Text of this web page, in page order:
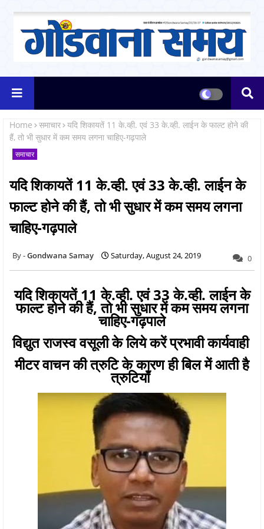
Home समाचार यदि शिकायतें 11 के.व्ही. एवं 33 के.व्ही. लाईन के फाल्ट होने की
हैं, तो भी सुधार में कम समय लगना चाहिए-गढ़पाले
समाचार
यदि शिकायतें 11 के.व्ही. एवं 33 के.व्ही. लाईन के
फाल्ट होने की हैं, तो भी सुधार में कम समय लगना
चाहिए-गढ़पाले
Gondwana Samay Saturday, August 24, 2019 0
यदि शिकायतें 11 के.व्ही. एवं 33 के.व्ही. लाईन के
फाल्ट होने की हैं, तो भी सुधार में कम समय लगना
चाहिए-गढ़पाले
विद्युत राजस्व वसूली के लिये करें प्रभावी कार्यवाही
मीटर वाचन की त्रुटि के कारण ही बिल में आती है
त्रुटियाँ